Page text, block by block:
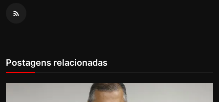
Postagens relacionadas